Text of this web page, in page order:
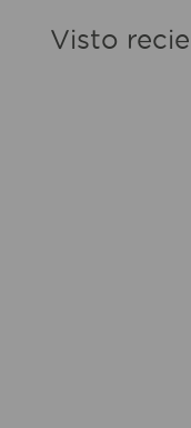
Visto